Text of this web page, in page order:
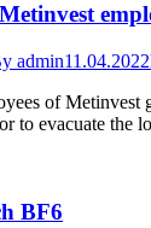
admin11.04.2022
of
to evacuate the
BF6